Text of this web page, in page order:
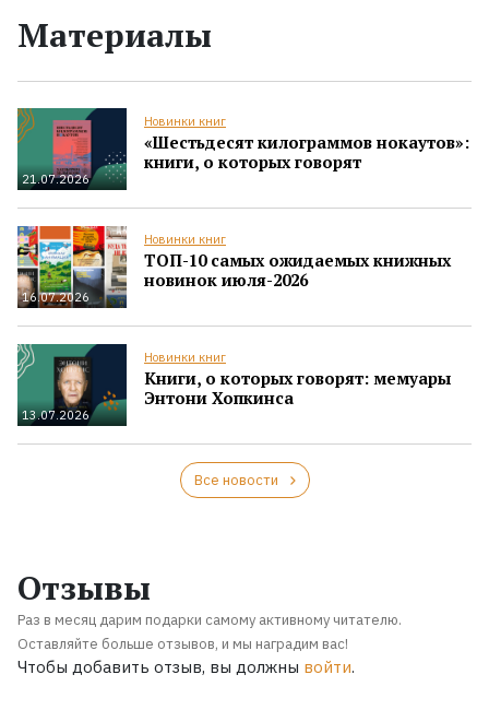
Материалы
21.07.2026
Новинки книг
«Шестьдесят килограммов нокаутов»:
книги, о которых говорят
16.07.2026
Новинки книг
ТОП-10 самых ожидаемых книжных
новинок июля-2026
13.07.2026
Новинки книг
Книги, о которых говорят: мемуары
Энтони Хопкинса
Все новости
Отзывы
Раз в месяц дарим подарки самому активному читателю.
Оставляйте больше отзывов, и мы наградим вас!
Чтобы добавить отзыв, вы должны войти.